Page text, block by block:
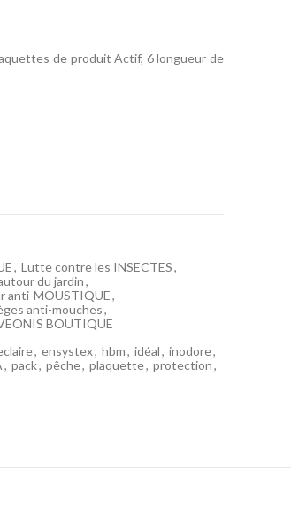
de produit Actif, 6 longueur de
, Lutte contre les INSECTES,
du jardin,
anti-MOUSTIQUE,
anti-mouches,
BOUTIQUE
, ensystex, hbm, idéal, inodore,
, pack, pêche, plaquette, protection,